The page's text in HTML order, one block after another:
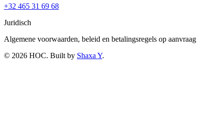
+32 465 31 69 68
Juridisch
Algemene voorwaarden, beleid en betalingsregels op aanvraag
© 2026 HOC. Built by Shaxa Y.